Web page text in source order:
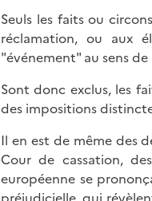
Seuls les faits ou
réclamation, ou aux
"événement" au sens de
Sont donc exclus, les
des impositions
Il en est de même des
Cour de cassation,
européenne se